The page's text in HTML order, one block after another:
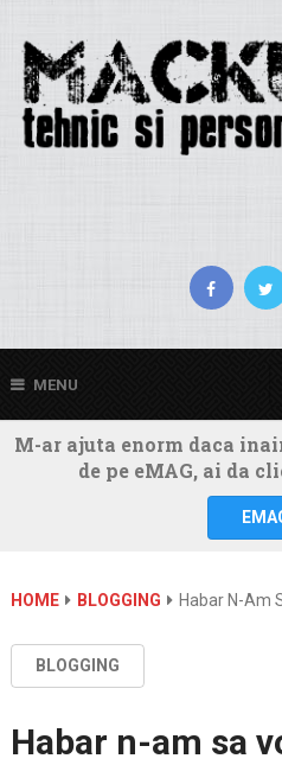
MENU
M-ar ajuta enorm daca
de pe eMAG, ai da
HOME BLOGGING Habar N-Am
BLOGGING
Habar n-am sa